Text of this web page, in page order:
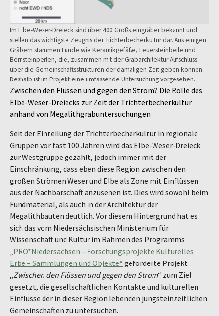
Im Elbe-Weser-Dreieck sind über 400 Großsteingräber bekannt und
stellen das wichtigste Zeugnis der Trichterbecherkultur dar. Aus einigen
Gräbern stammen Funde wie Keramikgefäße, Feuersteinbeile und
Bernsteinperlen, die, zusammen mit der Grabarchitektur Aufschluss
über die Gemeinschaftsstrukturen der damaligen Zeit geben können.
Deshalb ist im Projekt eine umfassende Untersuchung vorgesehen.
Zwischen den Flüssen und gegen den Strom? Die Rolle des
Elbe-Weser-Dreiecks zur Zeit der Trichterbecherkultur
anhand von Megalithgrabuntersuchungen
Seit der Einteilung der Trichterbecherkultur in regionale
Gruppen vor fast 100 Jahren wird das Elbe-Weser-Dreieck
zur Westgruppe gezählt, jedoch immer mit der
Einschränkung, dass eben diese Region zwischen den
großen Strömen Weser und Elbe als Zone mit Einflüssen
aus der Nachbarschaft anzusehen ist. Dies wird sowohl beim
Fundmaterial, als auch in der Architektur der
Megalithbauten deutlich. Vor diesem Hintergrund hat es
sich das vom Niedersächsischen Ministerium für
Wissenschaft und Kultur im Rahmen des Programms
„PRO*Niedersachsen – Forschungsprojekte Kulturelles
Erbe – Sammlungen und Objekte“ geförderte Projekt
„Zwischen den Flüssen und gegen den Strom“ zum Ziel
gesetzt, die gesellschaftlichen Kontakte und kulturellen
Einflüsse der in dieser Region lebenden jungsteinzeitlichen
Gemeinschaften zu untersuchen.